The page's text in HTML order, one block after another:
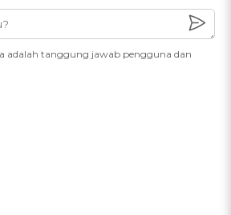
adalah tanggung jawab pengguna dan